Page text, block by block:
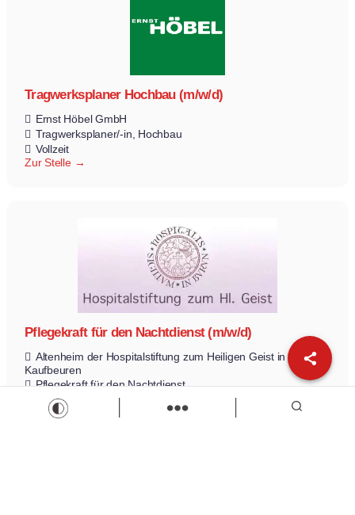
Tragwerksplaner Hochbau (m/w/d)
Ernst Höbel GmbH
Tragwerksplaner/-in Hochbau
Vollzeit
Zur Stelle
Pflegekraft für den Nachtdienst (m/w/d)
Altenheim der Hospitalstiftung zum Heiligen Geist in
Kaufbeuren
Pflegekraft für den Nachtdienst
Teilzeit
Zur Stelle